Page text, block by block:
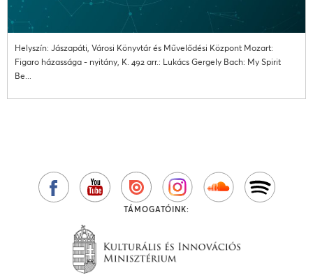
Helyszín: Jászapáti, Városi Könyvtár és Művelődési Központ Mozart:
Figaro házassága - nyitány, K. 492 arr.: Lukács Gergely Bach: My Spirit
Be...
TÁMOGATÓINK: